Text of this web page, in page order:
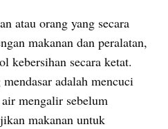
atau orang yang secara
makanan dan peralatan,
kebersihan secara ketat.
adalah mencuci
mengalir sebelum
makanan untuk